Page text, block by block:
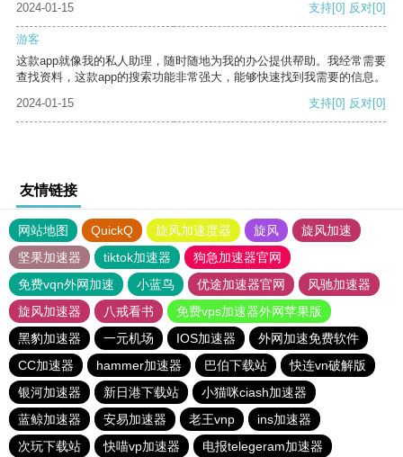
2024-01-15
支持[0] 反对[0]
游客
这款app就像我的私人助理，随时随地为我的办公提供帮助。我经常需要
查找资料，这款app的搜索功能非常强大，能够快速找到我需要的信息。
2024-01-15
支持[0] 反对[0]
友情链接
网站地图 QuickQ 旋风加速度器 旋风
旋风加速
坚果加速器
tiktok加速器
狗急加速器官网
免费vqn外网加速
小蓝鸟 优途加速器官网
风驰加速器
旋风加速器
八戒看书
免费vps加速器外网苹果版
黑豹加速器
一元机场 IOS加速器
外网加速免费软件
CC加速器
hammer加速器 巴伯下载站
快连vn破解版
银河加速器
新日港下载站
小猫咪ciash加速器
蓝鲸加速器
安易加速器 老王vnp
ins加速器
次玩下载站
快喵vp加速器 电报telegeram加速器